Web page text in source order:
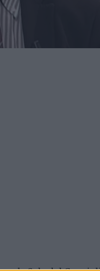
la Sala del